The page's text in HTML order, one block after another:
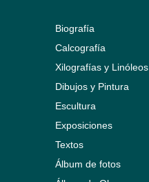
Biografía
Calcografía
Xilografías y Linóleos
Dibujos y Pintura
Escultura
Exposiciones
Textos
Álbum de fotos